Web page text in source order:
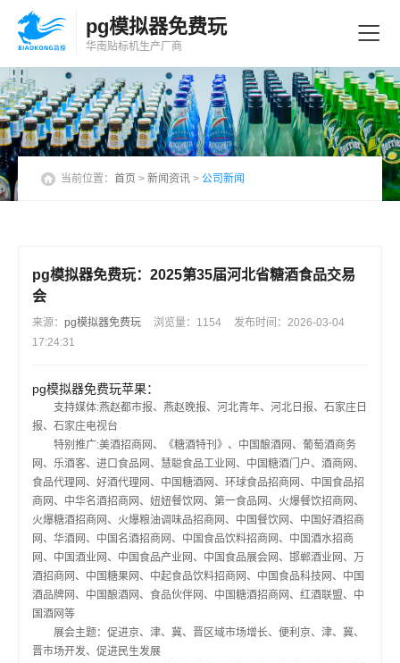
pg模拟器免费玩
华南贴标机生产厂商
当前位置： 首页 > 新闻资讯 > 公司新闻
pg模拟器免费玩：2025第35届河北省糖酒食品交易
会
来源： pg模拟器免费玩 浏览量：1154
发布时间：2026-03-04
17:24:31
pg模拟器免费玩苹果：
支持媒体:燕赵都市报、燕赵晚报、河北青年、河北日报、石家庄日
报、石家庄电视台
特别推广:美酒招商网、《糖酒特刊》、中国酿酒网、葡萄酒商务
网、乐酒客、进口食品网、慧聪食品工业网、中国糖酒门户、酒商网、
食品代理网、好酒代理网、中国糖酒网、环球食品招商网、中国食品招
商网、中华名酒招商网、妞妞餐饮网、第一食品网、火爆餐饮招商网、
火爆糖酒招商网、火爆粮油调味品招商网、中国餐饮网、中国好酒招商
网、华酒网、中国名酒招商网、中国食品饮料招商网、中国酒水招商
网、中国酒业网、中国食品产业网、中国食品展会网、邯郸酒业网、万
酒招商网、中国糖果网、中起食品饮料招商网、中国食品科技网、中国
酒品牌网、中国酿酒网、食品伙伴网、中国糖酒招商网、红酒联盟、中
国酒网等
展会主题：促进京、津、冀、晋区域市场增长、便利京、津、冀、
晋市场开发、促进民生发展